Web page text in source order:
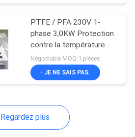
de
électrique
de
PTFE / PFA 230V 1-
phase 3,0KW Protection
contre la température
sur le type J chauffage
de l'élément de
chauffage chauffage
15.2x6
Négociable MOQ:1 pièces
- JE NE SAIS PAS.
Regardez plus